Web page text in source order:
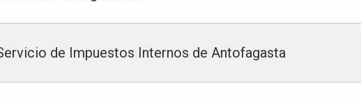
de Impuestos Internos de Antofagasta